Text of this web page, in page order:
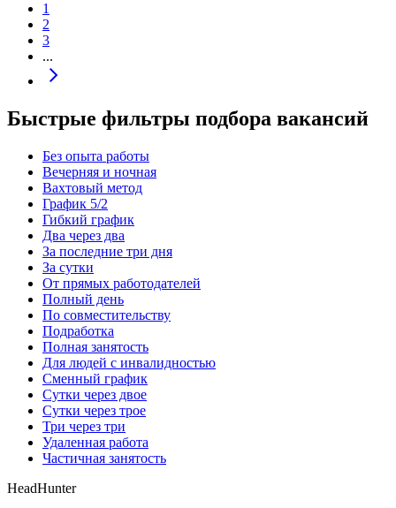
1
2
3
...
Быстрые фильтры подбора вакансий
Без опыта работы
Вечерняя и ночная
Вахтовый метод
График 5/2
Гибкий график
Два через два
За последние три дня
За сутки
От прямых работодателей
Полный день
По совместительству
Подработка
Полная занятость
Для людей с инвалидностью
Сменный график
Сутки через двое
Сутки через трое
Три через три
Удаленная работа
Частичная занятость
HeadHunter